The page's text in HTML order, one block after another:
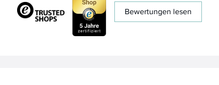
Bewertungen lesen